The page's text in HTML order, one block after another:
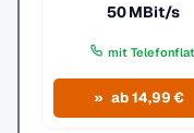
50 MBit/s
mit Telefonflat
ab 14,99 €